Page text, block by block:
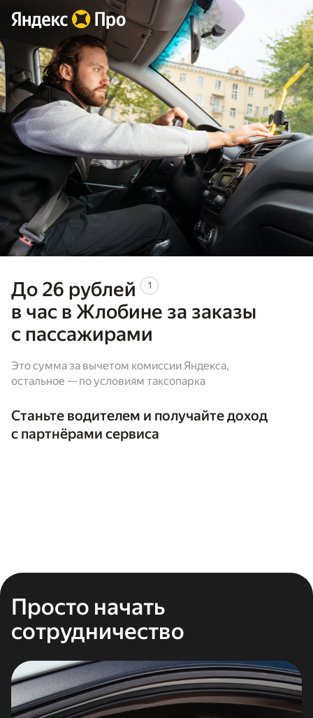
До 26 рублей 1
в час в Жлобине за заказы
с пассажирами
Это сумма за вычетом комиссии Яндекса,
остальное — по условиям таксопарка
Станьте водителем и получайте доход
с партнёрами сервиса
Просто начать
сотрудничество